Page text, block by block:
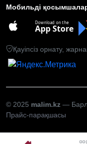
Мобильді
Download on the
App Store
Қауіпсіз орнату,
© 2025 malim.kz —
Прайс-парақшасы